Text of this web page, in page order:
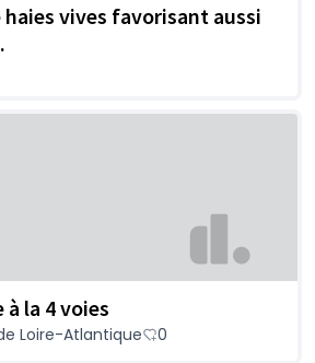
vives favorisant aussi
la 4 voies
Loire-Atlantique 0